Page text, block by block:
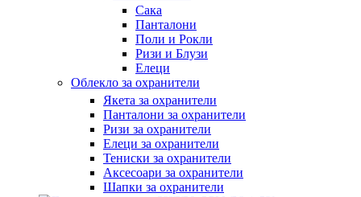
Сака
Панталони
Поли и Рокли
Ризи и Блузи
Елеци
Облекло за охранители
Якета за охранители
Панталони за охранители
Ризи за охранители
Елеци за охранители
Тениски за охранители
Аксесоари за охранители
Шапки за охранители